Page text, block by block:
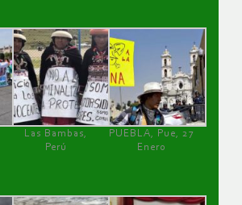
Las Bambas,
Perú
PUEBLA, Pue, 27
Enero